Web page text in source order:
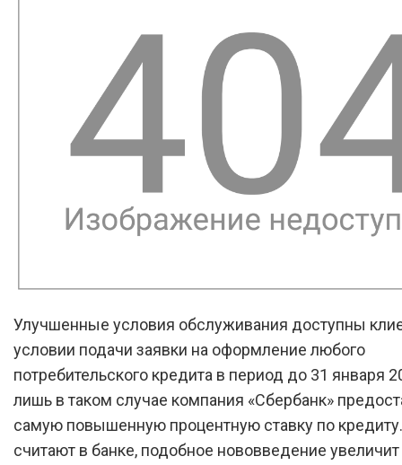
Улучшенные условия обслуживания доступны
условии подачи заявки на оформление любого
потребительского кредита в период до 31 января
лишь в таком случае компания «Сбербанк»
самую повышенную процентную ставку по
считают в банке, подобное нововведение